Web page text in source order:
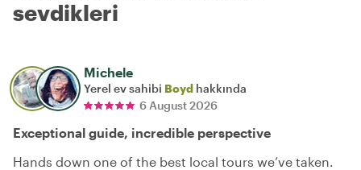
sevdikleri
Michele
Yerel ev sahibi Boyd hakkında
6 August 2026
Exceptional guide, incredible perspective
Hands down one of the best local tours we’ve taken.